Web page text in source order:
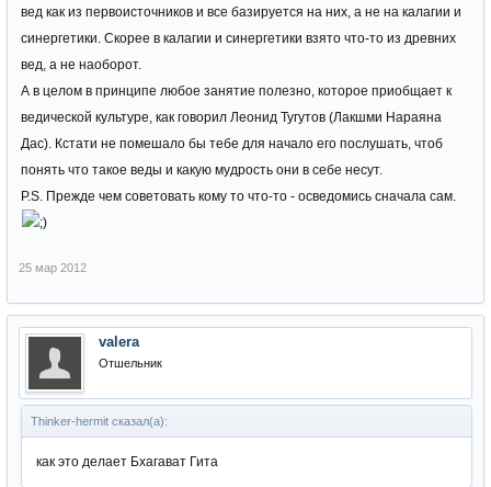
вед как из первоисточников и все базируется на них, а не на калагии и
синергетики. Скорее в калагии и синергетики взято что-то из древних
вед, а не наоборот.
А в целом в принципе любое занятие полезно, которое приобщает к
ведической культуре, как говорил Леонид Тугутов (Лакшми Нараяна
Дас). Кстати не помешало бы тебе для начало его послушать, чтоб
понять что такое веды и какую мудрость они в себе несут.
P.S. Прежде чем советовать кому то что-то - осведомись сначала сам.
25 мар 2012
valera
Отшельник
Thinker-hermit сказал(а):
как это делает Бхагават Гита